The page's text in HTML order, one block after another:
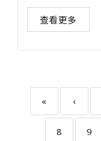
查看更多
« ‹
8 9